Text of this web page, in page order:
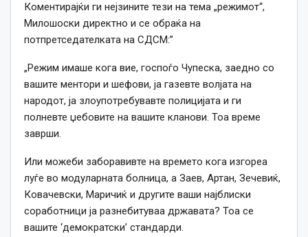
Коментирајќи ги нејзините тези на тема „режимот“,
Милошоски директно и се обраќа на
потпретседателката на СДСМ:”
„Режим имаше кога вие, госпоѓо Чупеска, заедно со
вашите ментори и шефови, ја газевте волјата на
народот, ја злоупотребувавте полицијата и ги
полневте џебовите на вашите кланови. Тоа време
заврши.
Или можеби заборавивте на времето кога изгoреа
луѓе во модуларната болница, а Заев, Артан, Зечевиќ,
Ковачевски, Маричиќ и другите ваши најблиски
соработници ја разнебитуваа државата? Тоа се
вашите ‘демократски’ стандарди.